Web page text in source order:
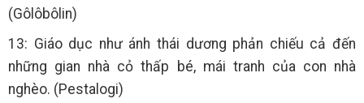
(Gôlôbôlin)
13: Giáo dục như ánh thái dương phản chiếu cả đến
những gian nhà cỏ thấp bé, mái tranh của con nhà
nghèo. (Pestalogi)